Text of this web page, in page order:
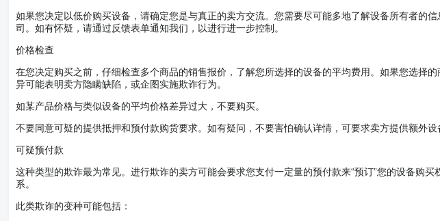
如果您决定以低价购买设备，请确定您是与真正的卖方交流。您需要尽可能多地了解设备所有者的
司。如有怀疑，请通过反馈表单通知我们，以进行进一步控制。
价格检查
在您决定购买之前，仔细检查多个商品的销售报价，了解您所选择的设备的平均费用。如果您选择
异可能表明卖方隐瞒缺陷，或企图实施欺诈行为。
如某产品价格与类似设备的平均价格差异过大，不要购买。
不要同意可疑的提供抵押和预付款购货要求。如有疑问，不要害怕确认详情，可要求卖方提供额外
可疑预付款
这种类型的欺诈最为常见。进行欺诈的卖方可能会要求您支付一定量的预付款来“预订”您的设备购
系。
此类欺诈的变种可能包括：